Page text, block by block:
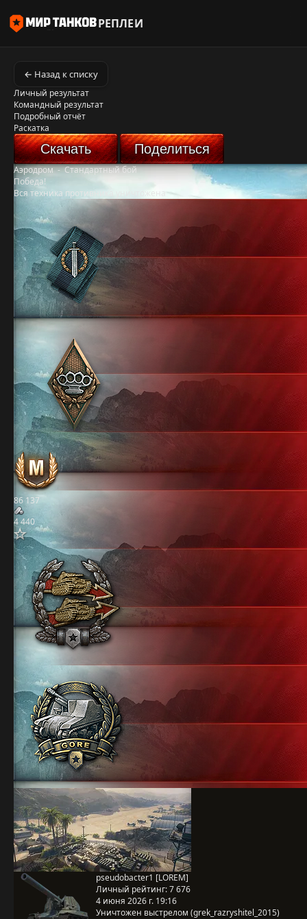
РЕПЛЕИ
← Назад к списку
Личный результат
Командный результат
Подробный отчёт
Раскатка
Скачать Поделиться
Аэродром-Стандартный бой
Победа!
Вся техника противника уничтожена
86 137
4 440
pseudobacter1 [LOREM]
Личный рейтинг:7 676
4 июня 2026 г. 19:16
Уничтожен выстрелом (grek_razryshitel_2015)